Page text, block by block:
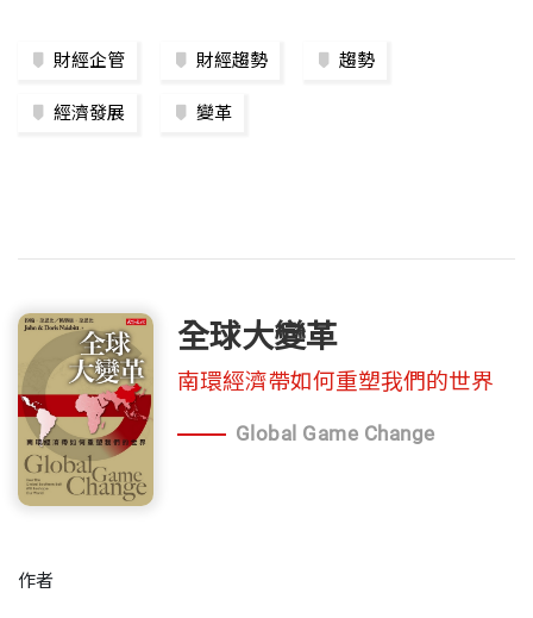
財經企管 財經趨勢 趨勢
經濟發展 變革
全球大變革
南環經濟帶如何重塑我們的世界
Global Game Change
作者